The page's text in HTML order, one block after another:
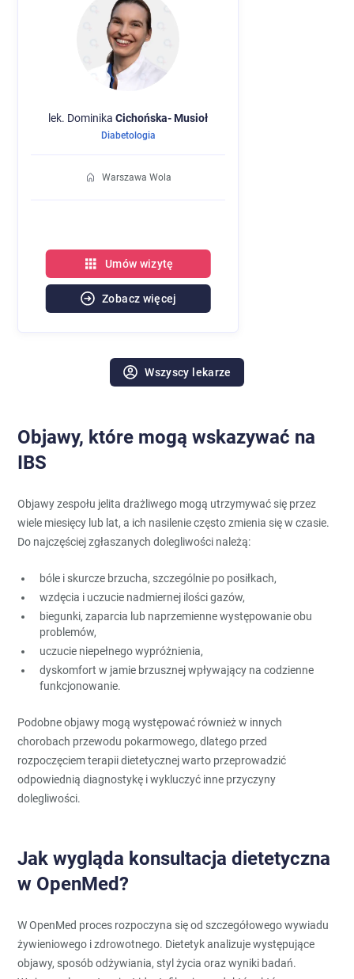
lek. Dominika Cichońska- Musioł
Diabetologia
Warszawa Wola
Umów wizytę
Zobacz więcej
Wszyscy lekarze
Objawy, które mogą wskazywać na
IBS
Objawy zespołu jelita drażliwego mogą utrzymywać się przez
wiele miesięcy lub lat, a ich nasilenie często zmienia się w czasie.
Do najczęściej zgłaszanych dolegliwości należą:
bóle i skurcze brzucha, szczególnie po posiłkach,
wzdęcia i uczucie nadmiernej ilości gazów,
biegunki, zaparcia lub naprzemienne występowanie obu
problemów,
uczucie niepełnego wypróżnienia,
dyskomfort w jamie brzusznej wpływający na codzienne
funkcjonowanie.
Podobne objawy mogą występować również w innych
chorobach przewodu pokarmowego, dlatego przed
rozpoczęciem terapii dietetycznej warto przeprowadzić
odpowiednią diagnostykę i wykluczyć inne przyczyny
dolegliwości.
Jak wygląda konsultacja dietetyczna
w OpenMed?
W OpenMed proces rozpoczyna się od szczegółowego wywiadu
żywieniowego i zdrowotnego. Dietetyk analizuje występujące
objawy, sposób odżywiania, styl życia oraz wyniki badań.